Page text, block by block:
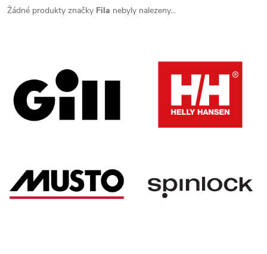
Žádné produkty značky Fila nebyly nalezeny...